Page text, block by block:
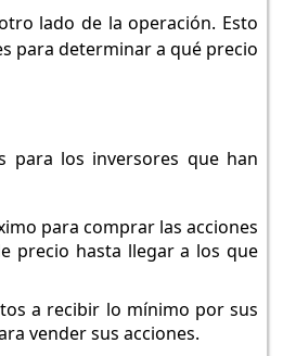
lado de la operación. Esto
para determinar a qué precio
para los inversores que han
para comprar las acciones
precio hasta llegar a los que
a recibir lo mínimo por sus
vender sus acciones.